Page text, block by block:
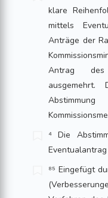
klare
mittels
Anträge der
Antrag des
⁴ Die
⁸⁵ Eingefügt